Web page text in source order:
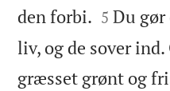
den forbi. 

5 Du gør
liv, og de sover
græsset grønt og